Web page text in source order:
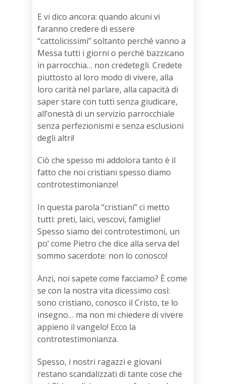
E vi dico ancora: quando alcuni vi
faranno credere di essere
“cattolicissimi” soltanto perché vanno a
Messa tutti i giorni o perché bazzicano
in parrocchia… non credetegli. Credete
piuttosto al loro modo di vivere, alla
loro carità nel parlare, alla capacità di
saper stare con tutti senza giudicare,
all’onestà di un servizio parrocchiale
senza perfezionismi e senza esclusioni
degli altri!
Ciò che spesso mi addolora tanto è il
fatto che noi cristiani spesso diamo
controtestimonianze!
In questa parola “cristiani” ci metto
tutti: preti, laici, vescovi, famiglie!
Spesso siamo dei controtestimoni, un
po’ come Pietro che dice alla serva del
sommo sacerdote: non lo conosco!
Anzi, noi sapete come facciamo? È come
se con la nostra vita dicessimo così:
sono cristiano, conosco il Cristo, te lo
insegno… ma non mi chiedere di vivere
appieno il vangelo! Ecco la
controtestimonianza.
Spesso, i nostri ragazzi e giovani
restano scandalizzati di tante cose che